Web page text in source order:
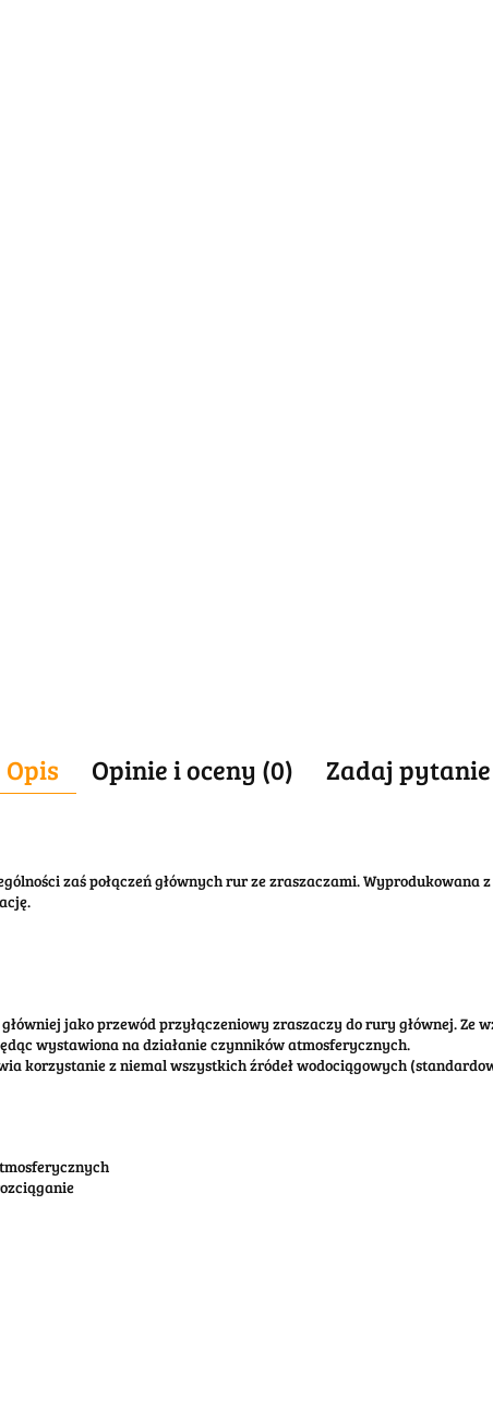
Opis Opinie i oceny (0) Zadaj pytanie
zaś połączeń głównych rur ze zraszaczami. Wyprodukowana
jako przewód przyłączeniowy zraszaczy do rury głównej. Ze
wystawiona na działanie czynników atmosferycznych.
korzystanie z niemal wszystkich źródeł wodociągowych